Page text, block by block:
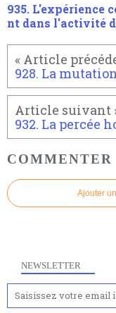
935. L'expérience
nt dans l'activité
Ajouter
NEWSLETTER